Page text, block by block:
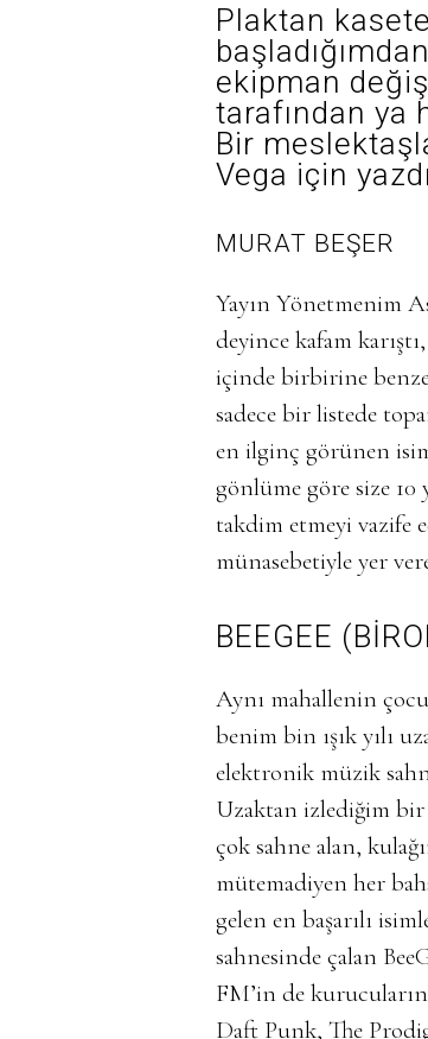
M
Z
2
0
2
5
Plaktan
ekipman
tarafından ya
Bir
Vega için
MURAT BEŞER
Yayın Yönetmenim
deyince kafam
içinde birbirine
sadece bir listede
en ilginç görünen
gönlüme göre size 10
takdim etmeyi vazife
münasebetiyle yer
BEEGEE
Aynı mahallenin
benim bin ışık yılı
elektronik müzik
Uzaktan izlediğim
çok sahne alan,
mütemadiyen her
gelen en başarılı
sahnesinde çalan
FM’in de
Daft Punk, The